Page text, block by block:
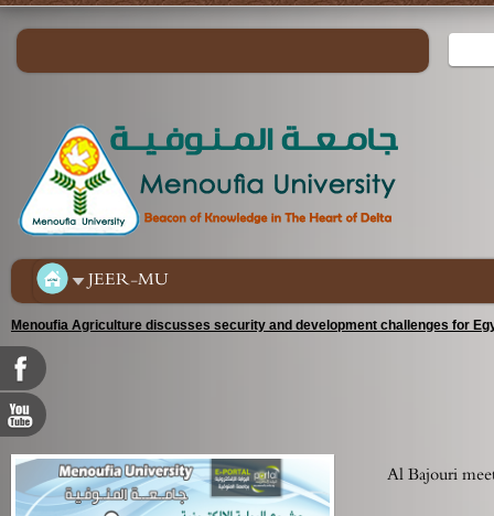
JEER-MU
Menoufia Agriculture discusses security and development challenges for
Al Bajouri